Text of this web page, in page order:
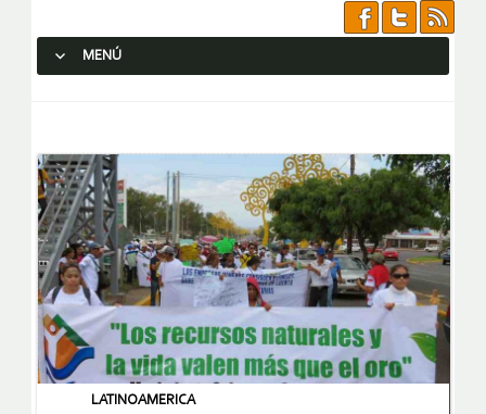
MENÚ
LATINOAMERICA